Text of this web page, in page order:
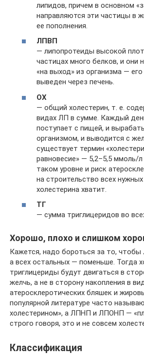
липидов, причем в основном
направляются эти частицы в
ее пополнения.
ЛПВП
— липопротеиды высокой
частицах много белков, и они
«на выход» из организма —
выведен через печень.
ОХ
— общий холестерин, т. е.
видах ЛП в сумме. Каждый
поступает с пищей, и
организмом, и выводится с
существует термин
равновесие» — 5,2–5,5 ммоль/
таком уровне и риск
на строительство всех
холестерина хватит.
ТГ
— сумма триглицеридов во
Хорошо, плохо и слишком
Кажется, надо бороться за то,
а всех остальных — поменьше. Тогда
триглицериды будут двигаться в
желчь, а не в сторону накопления в
атеросклеротических бляшек и
популярной литературе часто
холестерином», а ЛПНП и ЛПОНП —
строго говоря, это и не совсем
Классификация